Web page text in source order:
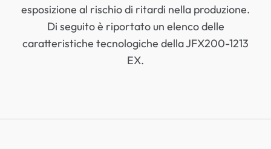
esposizione al rischio di ritardi nella produzione.
Di seguito è riportato un elenco delle
caratteristiche tecnologiche della JFX200-1213
EX.